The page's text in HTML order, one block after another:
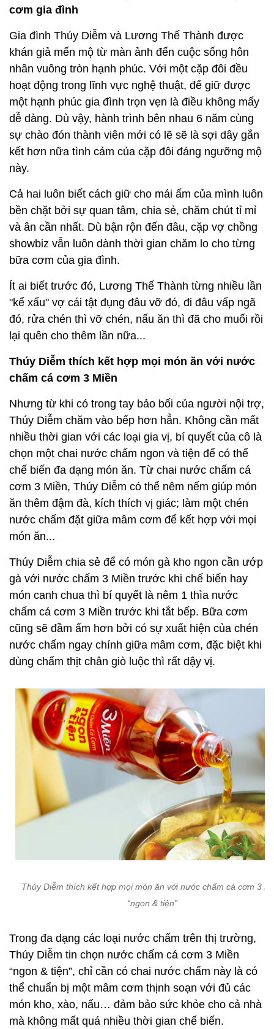
cơm gia đình
Gia đình Thúy Diễm và Lương Thế Thành được
khán giả mến mộ từ màn ảnh đến cuộc sống hôn
nhân vuông tròn hạnh phúc. Với một cặp đôi đều
hoạt động trong lĩnh vực nghệ thuật, để giữ được
một hạnh phúc gia đình trọn vẹn là điều không mấy
dễ dàng. Dù vậy, hành trình bên nhau 6 năm cùng
sự chào đón thành viên mới có lẽ sẽ là sợi dây gắn
kết hơn nữa tình cảm của cặp đôi đáng ngưỡng mộ
này.
Cả hai luôn biết cách giữ cho mái ấm của mình luôn
bền chặt bởi sự quan tâm, chia sẻ, chăm chút tỉ mỉ
và ân cần nhất. Dù bận rộn đến đâu, cặp vợ chồng
showbiz vẫn luôn dành thời gian chăm lo cho từng
bữa cơm của gia đình.
Ít ai biết trước đó, Lương Thế Thành từng nhiều lần
"kể xấu" vợ cái tật đụng đâu vỡ đó, đi đâu vấp ngã
đó, rửa chén thì vỡ chén, nấu ăn thì đã cho muối rồi
lại quên cho thêm lần nữa...
Thúy Diễm thích kết hợp mọi món ăn với nước
chấm cá cơm 3 Miền
Nhưng từ khi có trong tay bảo bối của người nội trợ,
Thúy Diễm chăm vào bếp hơn hẳn. Không cần mất
nhiều thời gian với các loại gia vị, bí quyết của cô là
chọn một chai nước chấm ngon và tiện để có thể
chế biến đa dạng món ăn. Từ chai nước chấm cá
cơm 3 Miền, Thúy Diễm có thể nêm nếm giúp món
ăn thêm đậm đà, kích thích vị giác; làm một chén
nước chấm đặt giữa mâm cơm để kết hợp với mọi
món ăn...
Thúy Diễm chia sẻ để có món gà kho ngon cần ướp
gà với nước chấm 3 Miền trước khi chế biến hay
món canh chua thì bí quyết là nêm 1 thìa nước
chấm cá cơm 3 Miền trước khi tắt bếp. Bữa cơm
cũng sẽ đầm ấm hơn bởi có sự xuất hiện của chén
nước chấm ngay chính giữa mâm cơm, đặc biệt khi
dùng chấm thịt chân giò luộc thì rất dậy vị.
Thúy Diễm thích kết hợp mọi món ăn với nước chấm cá cơm 3
“ngon & tiện”
Trong đa dạng các loại nước chấm trên thị trường,
Thúy Diễm tin chọn nước chấm cá cơm 3 Miền
“ngon & tiện”, chỉ cần có chai nước chấm này là có
thể chuẩn bị một mâm cơm thịnh soạn với đủ các
món kho, xào, nấu… đảm bảo sức khỏe cho cả nhà
mà không mất quá nhiều thời gian chế biến.